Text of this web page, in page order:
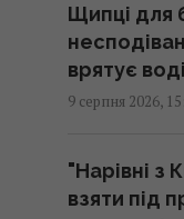
картоплею
швидко
Хіт 1983
Щипці для
врятує
9 серпня 2026,
"Нарівні
взяти під